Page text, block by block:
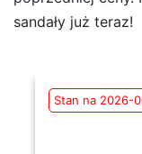
sandały już teraz!
Stan na 2026-